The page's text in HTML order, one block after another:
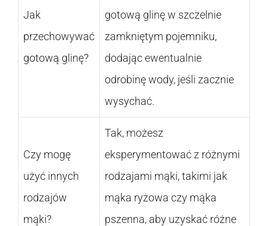
Jak
przechowywać
gotową glinę?
gotową glinę w szczelnie
zamkniętym pojemniku,
dodając ewentualnie
odrobinę wody, jeśli zacznie
wysychać.
Czy mogę
użyć innych
rodzajów
mąki?
Tak, możesz
eksperymentować z różnymi
rodzajami mąki, takimi jak
mąka ryżowa czy mąka
pszenna, aby uzyskać różne